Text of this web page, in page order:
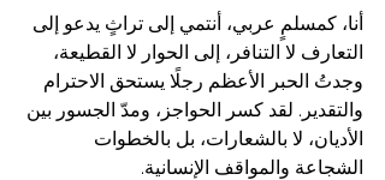
أنا، كمسلمٍ عربي، أنتمي إلى تراثٍ يدعو إلى
التعارف لا التنافر، إلى الحوار لا القطيعة،
وجدتُ الحبر الأعظم رجلًا يستحق الاحترام
والتقدير. لقد كسر الحواجز، ومدّ الجسور بين
الأديان، لا بالشعارات، بل بالخطوات
الشجاعة والمواقف الإنسانية.